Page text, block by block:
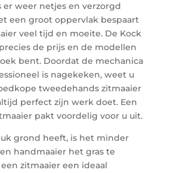
er weer netjes en verzorgd
een groot oppervlak bespaart
veel tijd en moeite. De Kock
de prijs en de modellen
bent. Doordat de mechanica
is nagekeken, weet u
tweedehands zitmaaier
perfect zijn werk doet. Een
pakt voordelig voor u uit.
grond heeft, is het minder
handmaaier het gras te
zitmaaier een ideaal